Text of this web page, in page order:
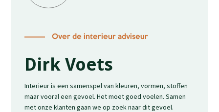
Over de interieur adviseur
Dirk Voets
Interieur is een samenspel van kleuren, vormen, stoffen
maar vooral een gevoel. Het moet goed voelen. Samen
met onze klanten gaan we op zoek naar dit gevoel.